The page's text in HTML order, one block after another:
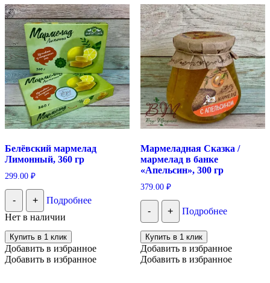
Белёвский мармелад
Лимонный, 360 гр
299.00 ₽
- +
Подробнее
Нет в наличии
Купить в 1 клик
Добавить в избранное
Добавить в избранное
Мармеладная Сказка /
мармелад в банке
«Апельсин», 300 гр
379.00 ₽
- + Подробнее
Купить в 1 клик
Добавить в избранное
Добавить в избранное